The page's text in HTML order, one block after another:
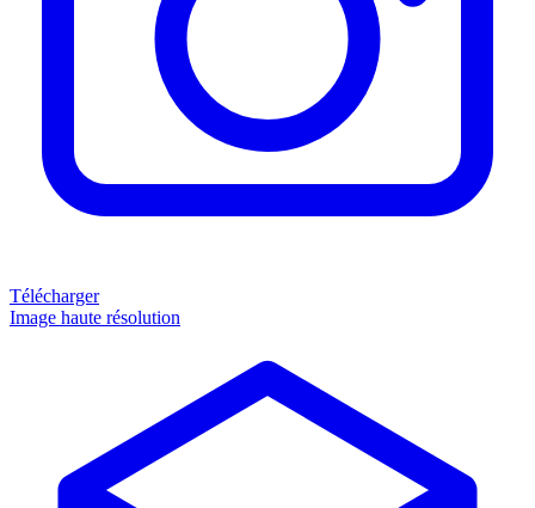
Télécharger
Image haute résolution